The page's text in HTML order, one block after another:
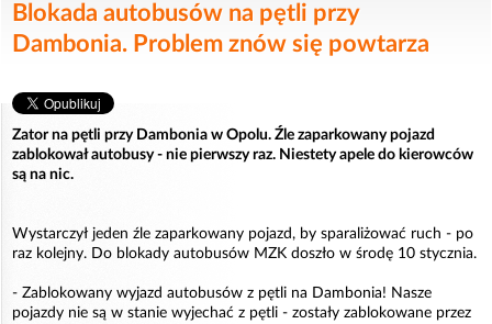
Blokada autobusów na pętli przy
Dambonia. Problem znów się powtarza
Zator na pętli przy Dambonia w Opolu. Źle zaparkowany pojazd
zablokował autobusy - nie pierwszy raz. Niestety apele do kierowców
są na nic.
Wystarczył jeden źle zaparkowany pojazd, by sparaliżować ruch - po
raz kolejny. Do blokady autobusów MZK doszło w środę 10 stycznia.
- Zablokowany wyjazd autobusów z pętli na Dambonia! Nasze
pojazdy nie są w stanie wyjechać z pętli - zostały zablokowane przez